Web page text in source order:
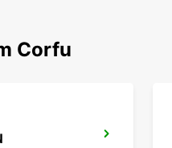
Corfu